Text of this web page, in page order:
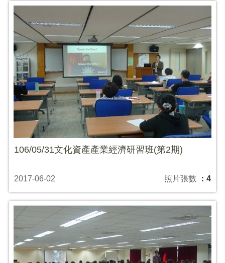
106/05/31文化資產產業經濟研習班(第2期)
2017-06-02 照片張數 ：4